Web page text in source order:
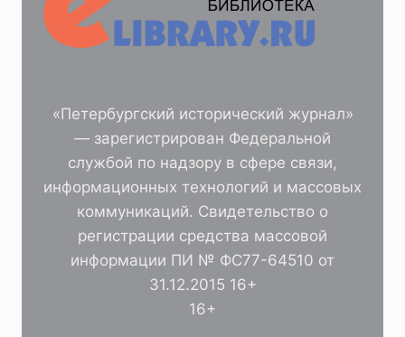
«Петербургский исторический журнал»
— зарегистрирован Федеральной
службой по надзору в сфере связи,
информационных технологий и массовых
коммуникаций. Свидетельство о
регистрации средства массовой
информации ПИ № ФС77-64510 от
31.12.2015 16+
16+